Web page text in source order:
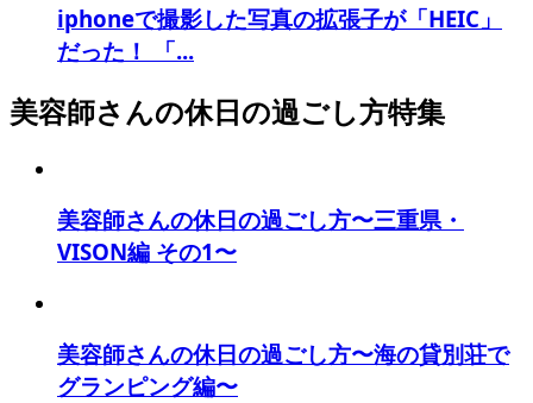
iphoneで撮影した写真の拡張子が「HEIC」
だった！ 「...
美容師さんの休日の過ごし方特集
美容師さんの休日の過ごし方〜三重県・
VISON編 その1〜
美容師さんの休日の過ごし方〜海の貸別荘で
グランピング編〜